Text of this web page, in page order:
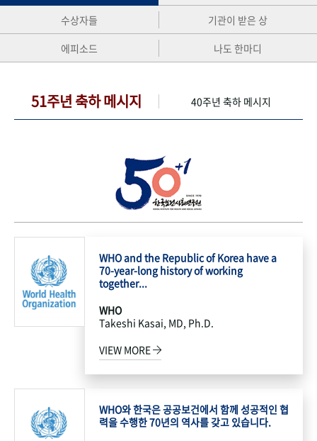
수상자들
기관이 받은 상
에피소드
나도 한마디
51주년 축하 메시지 40주년 축하 메시지
WHO and the Republic of Korea have a
70-year-long history of working
together...
WHO
Takeshi Kasai, MD, Ph.D.
VIEW MORE
WHO와 한국은 공공보건에서 함께 성공적인 협
력을 수행한 70년의 역사를 갖고 있습니다.